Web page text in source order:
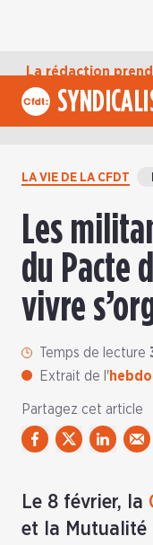
La rédaction
jusqu’au mardi
l’actualité de la
LA VIE DE LA CFDT
Les
du Pacte
vivre
Temps de lecture
Extrait de l'
Partagez cet article
Le 8 février, la
et la Mutualité